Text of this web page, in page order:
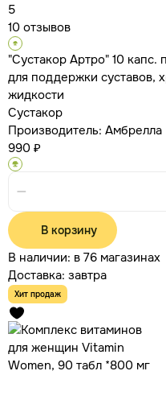
5
10 отзывов
"Сустакор Артро" 10
для поддержки суставов,
жидкости
Сустакор
Производитель: Амбрелла
990 ₽
В корзину
В наличии: в 76 магазинах
Доставка: завтра
Хит продаж